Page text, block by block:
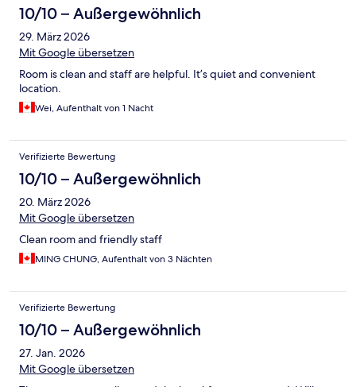
10/10 – Außergewöhnlich
29. März 2026
Mit Google übersetzen
Room is clean and staff are helpful. It’s quiet and convenient
location.
Wei, Aufenthalt von 1 Nacht
Verifizierte Bewertung
10/10 – Außergewöhnlich
20. März 2026
Mit Google übersetzen
Clean room and friendly staff
MING CHUNG, Aufenthalt von 3 Nächten
Verifizierte Bewertung
10/10 – Außergewöhnlich
27. Jan. 2026
Mit Google übersetzen